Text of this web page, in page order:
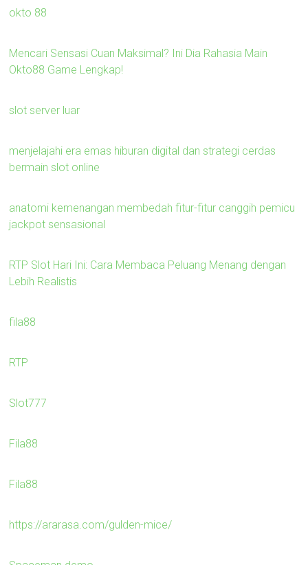
okto 88
Mencari Sensasi Cuan Maksimal? Ini Dia Rahasia Main
Okto88 Game Lengkap!
slot server luar
menjelajahi era emas hiburan digital dan strategi cerdas
bermain slot online
anatomi kemenangan membedah fitur-fitur canggih pemicu
jackpot sensasional
RTP Slot Hari Ini: Cara Membaca Peluang Menang dengan
Lebih Realistis
fila88
RTP
Slot777
Fila88
Fila88
https://ararasa.com/gulden-mice/